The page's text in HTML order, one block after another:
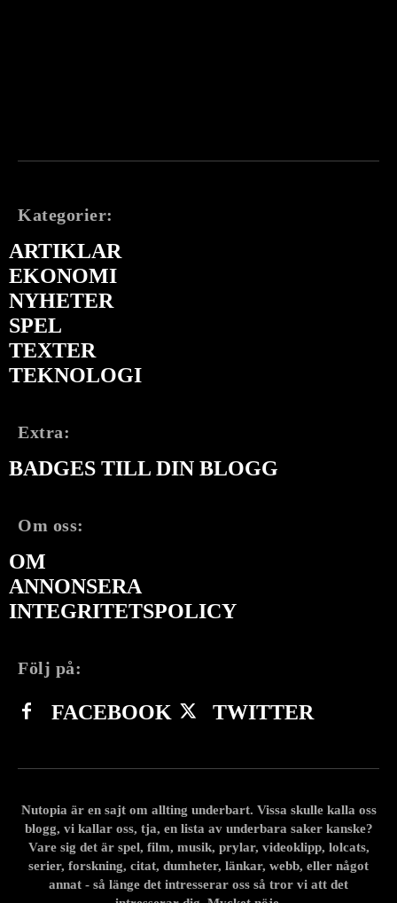
Kategorier:
ARTIKLAR
EKONOMI
NYHETER
SPEL
TEXTER
TEKNOLOGI
Extra:
BADGES TILL DIN BLOGG
Om oss:
OM
ANNONSERA
INTEGRITETSPOLICY
Följ på:
FACEBOOK TWITTER
Nutopia är en sajt om allting underbart. Vissa skulle kalla oss
blogg, vi kallar oss, tja, en lista av underbara saker kanske?
Vare sig det är spel, film, musik, prylar, videoklipp, lolcats,
serier, forskning, citat, dumheter, länkar, webb, eller något
annat - så länge det intresserar oss så tror vi att det